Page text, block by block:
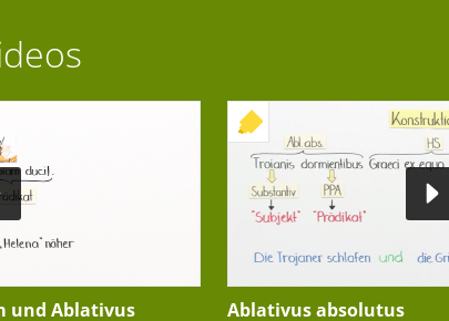
und Ablativus
+ INTERAKTIVE ÜBUNG
Ablativus absolutus